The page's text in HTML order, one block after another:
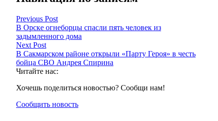
Previous Post
В Орске огнеборцы спасли пять человек из
задымленного дома
Next Post
В Сакмарском районе открыли «Парту Героя» в честь
бойца СВО Андрея Спирина
Читайте нас:
Хочешь поделиться новостью? Сообщи нам!
Сообщить новость